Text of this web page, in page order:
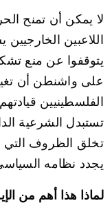
لا يمكن أن تمنح
اللاعبين
يتوقفوا عن منع
على واشنطن أن
الفلسطينيين
تستبدل الشرعية
تخلق الظروف التي
يجدد نظامه
لماذا هذا أهم من